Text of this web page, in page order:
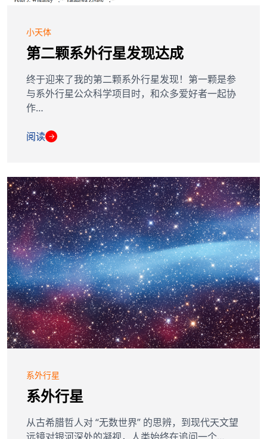
小天体
第二颗系外行星发现达成
终于迎来了我的第二颗系外行星发现！第一颗是参
与系外行星公众科学项目时，和众多爱好者一起协
作…
阅读 →
系外行星
系外行星
从古希腊哲人对 “无数世界” 的思辨，到现代天文望